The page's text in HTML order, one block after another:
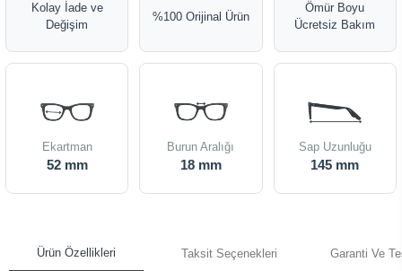
Kolay İade ve
Değişim
%100 Orijinal Ürün
Ömür Boyu
Ücretsiz Bakım
Ekartman
52 mm
Burun Aralığı
18 mm
Sap Uzunluğu
145 mm
Ürün Özellikleri Taksit Seçenekleri Garanti Ve